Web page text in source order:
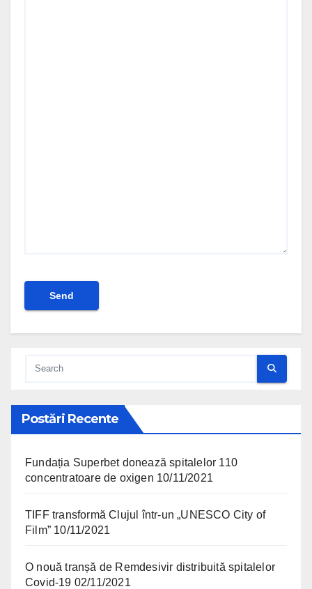
Postări Recente
Fundația Superbet donează spitalelor 110
concentratoare de oxigen 10/11/2021
TIFF transformă Clujul într-un „UNESCO City of
Film” 10/11/2021
O nouă tranșă de Remdesivir distribuită spitalelor
Covid-19 02/11/2021